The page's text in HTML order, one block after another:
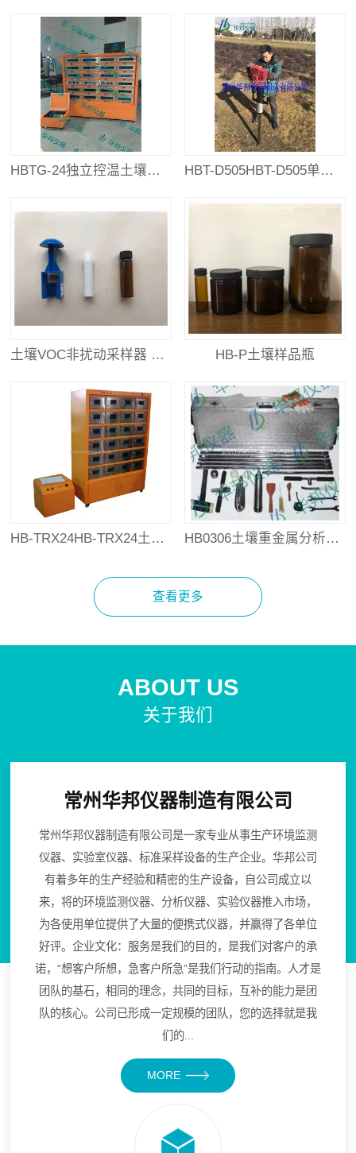
HBTG-24独立控温土壤风干柜 HBT-D505HBT-D505单人便携式土壤取样钻机
土壤VOC非扰动采样器 现货供应！ HB-P土壤样品瓶
HB-TRX24HB-TRX24土壤样品风干柜 HB0306土壤重金属分析采样器
查看更多
ABOUT US
关于我们
常州华邦仪器制造有限公司
常州华邦仪器制造有限公司是一家专业从事生产环境监测
仪器、实验室仪器、标准采样设备的生产企业。华邦公司
有着多年的生产经验和精密的生产设备，自公司成立以
来，将的环境监测仪器、分析仪器、实验仪器推入市场，
为各使用单位提供了大量的便携式仪器，并赢得了各单位
好评。企业文化：服务是我们的目的，是我们对客户的承
诺，“想客户所想，急客户所急”是我们行动的指南。人才是
团队的基石，相同的理念，共同的目标，互补的能力是团
队的核心。公司已形成一定规模的团队，您的选择就是我
们的...
MORE